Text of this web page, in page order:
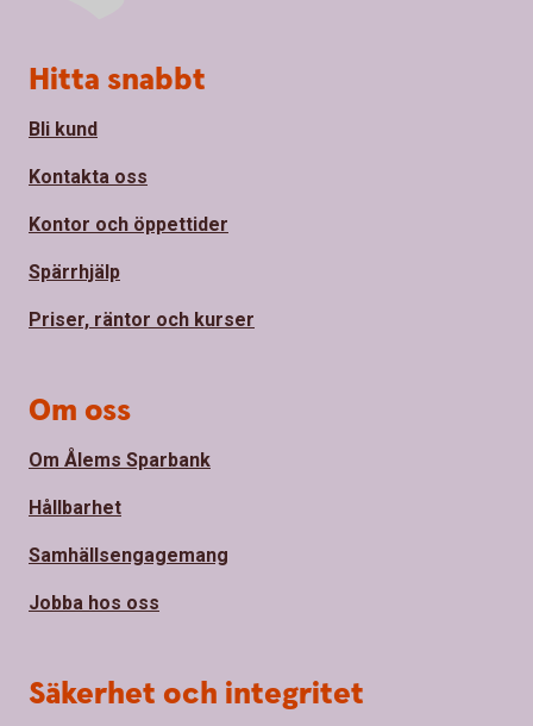
Sidfot
Hitta snabbt
Bli kund
Kontakta oss
Kontor och öppettider
Spärrhjälp
Priser, räntor och kurser
Om oss
Om Ålems Sparbank
Hållbarhet
Samhällsengagemang
Jobba hos oss
Säkerhet och integritet